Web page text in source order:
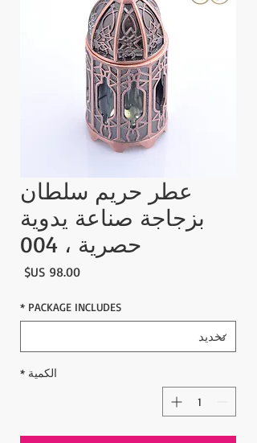
عطر حريم سلطان
بزجاجة صناعة يدوية
حصرية ، 004
PACKAGE INCLUDES
*
الكمية *